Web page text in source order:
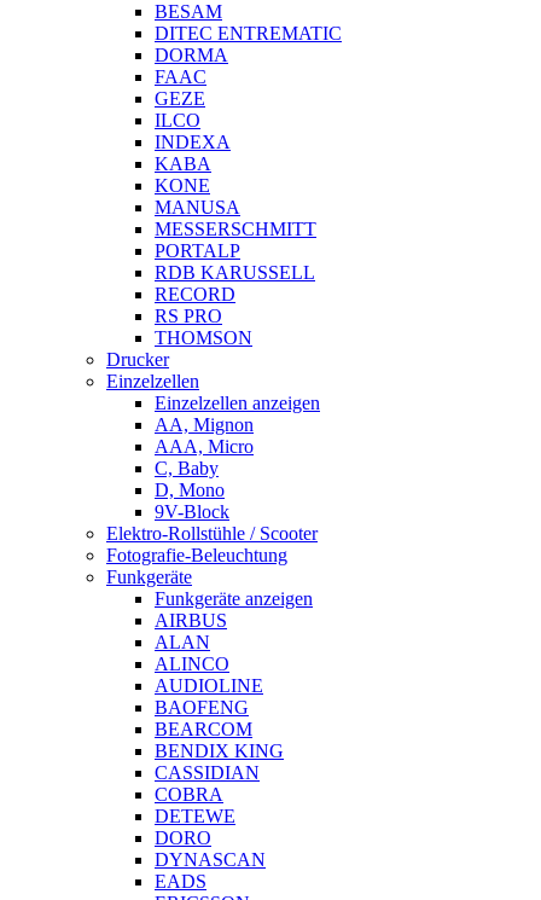
BESAM
DITEC ENTREMATIC
DORMA
FAAC
GEZE
ILCO
INDEXA
KABA
KONE
MANUSA
MESSERSCHMITT
PORTALP
RDB KARUSSELL
RECORD
RS PRO
THOMSON
Drucker
Einzelzellen
Einzelzellen anzeigen
AA, Mignon
AAA, Micro
C, Baby
D, Mono
9V-Block
Elektro-Rollstühle / Scooter
Fotografie-Beleuchtung
Funkgeräte
Funkgeräte anzeigen
AIRBUS
ALAN
ALINCO
AUDIOLINE
BAOFENG
BEARCOM
BENDIX KING
CASSIDIAN
COBRA
DETEWE
DORO
DYNASCAN
EADS